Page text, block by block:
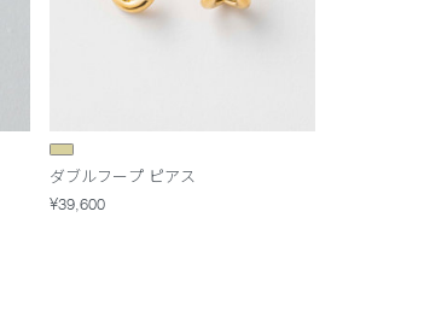
ダブルフープ ピアス
¥39,600